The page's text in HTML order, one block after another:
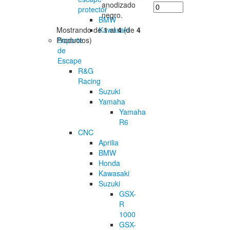
protector
BMW
Kawasaki
Soporte
de
Escape
R&G
Racing
Suzuki
Yamaha
Yamaha
R6
CNC
Aprilia
BMW
Honda
Kawasaki
Suzuki
GSX-
R
1000
GSX-
anodizado
negro.
Mostrando de1al4(de 4
Productos)